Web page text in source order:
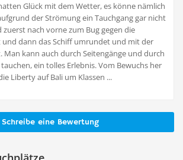
Glück mit dem Wetter, es könne nämlich
der Strömung ein Tauchgang gar nicht
zuerst nach vorne zum Bug gegen die
dann das Schiff umrundet und mit der
Man kann auch durch Seitengänge und durch
ein tolles Erlebnis. Vom Bewuchs her
Liberty auf Bali um Klassen ...
Schreibe eine Bewertung